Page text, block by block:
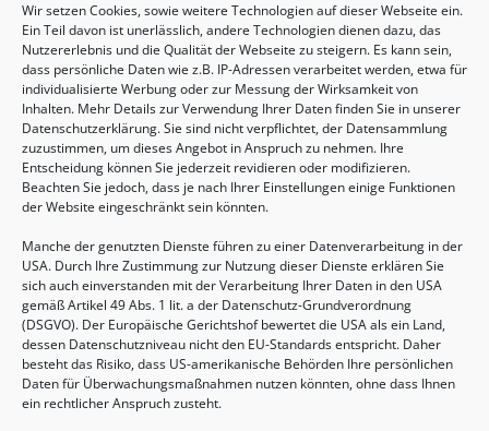
Wir setzen Cookies, sowie weitere Technologien auf dieser Webseite ein.
Ein Teil davon ist unerlässlich, andere Technologien dienen dazu, das
Nutzererlebnis und die Qualität der Webseite zu steigern. Es kann sein,
dass persönliche Daten wie z.B. IP-Adressen verarbeitet werden, etwa für
individualisierte Werbung oder zur Messung der Wirksamkeit von
Inhalten. Mehr Details zur Verwendung Ihrer Daten finden Sie in unserer
Datenschutzerklärung. Sie sind nicht verpflichtet, der Datensammlung
zuzustimmen, um dieses Angebot in Anspruch zu nehmen. Ihre
Entscheidung können Sie jederzeit revidieren oder modifizieren.
Beachten Sie jedoch, dass je nach Ihrer Einstellungen einige Funktionen
der Website eingeschränkt sein könnten.
Manche der genutzten Dienste führen zu einer Datenverarbeitung in der
USA. Durch Ihre Zustimmung zur Nutzung dieser Dienste erklären Sie
sich auch einverstanden mit der Verarbeitung Ihrer Daten in den USA
gemäß Artikel 49 Abs. 1 lit. a der Datenschutz-Grundverordnung
(DSGVO). Der Europäische Gerichtshof bewertet die USA als ein Land,
dessen Datenschutzniveau nicht den EU-Standards entspricht. Daher
besteht das Risiko, dass US-amerikanische Behörden Ihre persönlichen
Daten für Überwachungsmaßnahmen nutzen könnten, ohne dass Ihnen
ein rechtlicher Anspruch zusteht.
Geburtsvorbereitung
15.08.2026, 10:00 - 17:00 Uhr
Sommertreffen für (Groß-)Eltern mit Kindern
von 2-6 Jahren
20.08.2026, 09:30 - 11:00 Uhr